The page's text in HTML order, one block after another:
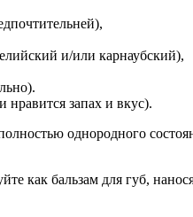
и/или карнаубский),
нравится запах и вкус).
однородного
как бальзам для губ,